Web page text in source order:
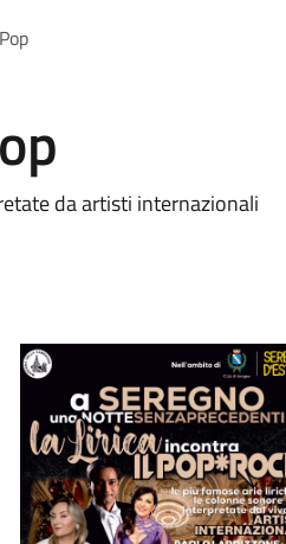
da artisti internazionali